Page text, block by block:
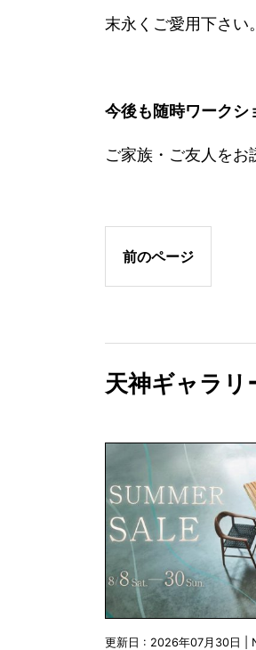
末永くご愛用下さい。
今後も随時ワークシ
ご家族・ご友人をお
前のページ
天神ギャラリ
更新日 : 2026年07月30日 |